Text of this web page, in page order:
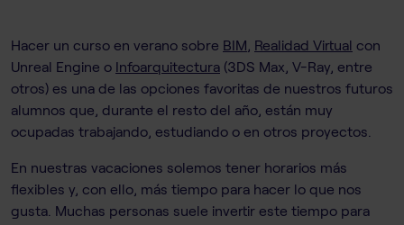
Hacer un curso en verano sobre BIM Realidad Virtual con
Unreal Engine o Infoarquitectura (3DS Max, V-Ray, entre
otros) es una de las opciones favoritas de nuestros futuros
alumnos que, durante el resto del año, están muy
ocupadas trabajando, estudiando o en otros proyectos.
En nuestras vacaciones solemos tener horarios más
flexibles y, con ello, más tiempo para hacer lo que nos
gusta. Muchas personas suele invertir este tiempo para